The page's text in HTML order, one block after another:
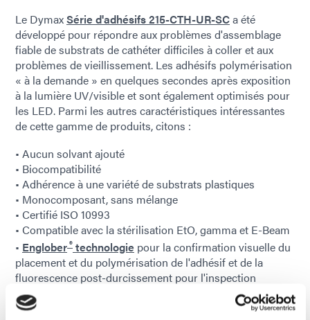
Le DymaxSérie d'adhésifs 215-CTH-UR-SCa été
développé pour répondre aux problèmes d'assemblage
fiable de substrats de cathéter difficiles à coller et aux
problèmes de vieillissement. Les adhésifs polymérisation
« à la demande » en quelques secondes après exposition
à la lumière UV/visible et sont également optimisés pour
les LED. Parmi les autres caractéristiques intéressantes
de cette gamme de produits, citons :
• Aucun solvant ajouté
• Biocompatibilité
• Adhérence à une variété de substrats plastiques
• Monocomposant, sans mélange
• Certifié ISO 10993
• Compatible avec la stérilisation EtO, gamma et E-Beam
• Englober® technologie pour la confirmation visuelle du
placement et du polymérisation de l'adhésif et de la
fluorescence post-durcissement pour l'inspection
Une étude comparative a été réalisée sur cinq paires